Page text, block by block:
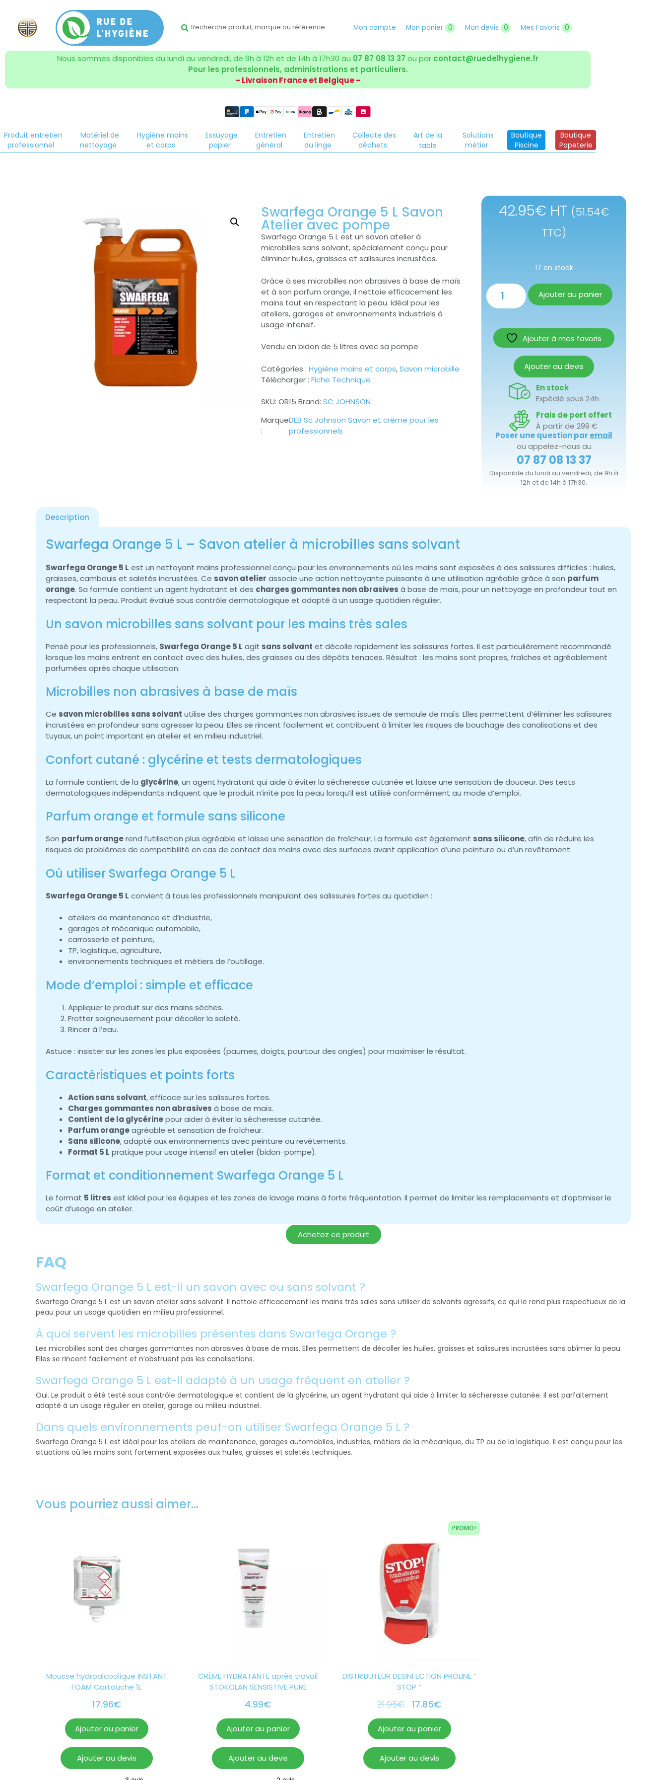
Mon compte Mon panier 0 Mon devis 0 Mes Favoris 0
Nous sommes disponibles du lundi au vendredi, de 9h à 12h et de 14h à 17h30 au 07 87 08 13 37 ou par contact@ruedelhygiene.fr
Pour les professionnels, administrations et particuliers.
– Livraison France et Belgique –
Produit entretien
professionnel
Matériel de
nettoyage
Hygiène mains
et corps
Essuyage
papier
Entretien
général
Entretien
du linge
Collecte des
déchets
Art de la
table
Solutions
métier
Boutique
Piscine
Boutique
Papeterie
Swarfega Orange 5 L Savon
Atelier avec pompe
Swarfega Orange 5 L est un savon atelier à
microbilles sans solvant, spécialement conçu pour
éliminer huiles, graisses et salissures incrustées.
Grâce à ses microbilles non abrasives à base de maïs
et à son parfum orange, il nettoie efficacement les
mains tout en respectant la peau. Idéal pour les
ateliers, garages et environnements industriels à
usage intensif.
Vendu en bidon de 5 litres avec sa pompe
Catégories : Hygiène mains et corps,Savon microbille
Télécharger : Fiche Technique
SKU: OR15 Brand: SC JOHNSON
DEB Sc Johnson Savon et crème pour les
professionnels
42.95€ HT (51.54€
TTC)
17 en stock
Ajouter au panier
Ajouter à mes favoris
Ajouter au devis
En stock
Expédié sous 24h
Frais de port offert
À partir de 299 €
Poser une question par email
ou appelez-nous au
07 87 08 13 37
Disponible du lundi au vendredi, de 9h à
12h et de 14h à 17h30.
Description
Swarfega Orange 5 L – Savon atelier à microbilles sans solvant
Swarfega Orange 5 L est un nettoyant mains professionnel conçu pour les environnements où les mains sont exposées à des salissures difficiles : huiles,
graisses, cambouis et saletés incrustées. Ce savon atelier associe une action nettoyante puissante à une utilisation agréable grâce à son parfum
orange. Sa formule contient un agent hydratant et des charges gommantes non abrasives à base de maïs, pour un nettoyage en profondeur tout en
respectant la peau. Produit évalué sous contrôle dermatologique et adapté à un usage quotidien régulier.
Un savon microbilles sans solvant pour les mains très sales
Pensé pour les professionnels, Swarfega Orange 5 L agit sans solvant et décolle rapidement les salissures fortes. Il est particulièrement recommandé
lorsque les mains entrent en contact avec des huiles, des graisses ou des dépôts tenaces. Résultat : les mains sont propres, fraîches et agréablement
parfumées après chaque utilisation.
Microbilles non abrasives à base de maïs
Ce savon microbilles sans solvant utilise des charges gommantes non abrasives issues de semoule de maïs. Elles permettent d’éliminer les salissures
incrustées en profondeur sans agresser la peau. Elles se rincent facilement et contribuent à limiter les risques de bouchage des canalisations et des
tuyaux, un point important en atelier et en milieu industriel.
Confort cutané : glycérine et tests dermatologiques
La formule contient de la glycérine, un agent hydratant qui aide à éviter la sécheresse cutanée et laisse une sensation de douceur. Des tests
dermatologiques indépendants indiquent que le produit n’irrite pas la peau lorsqu’il est utilisé conformément au mode d’emploi.
Parfum orange et formule sans silicone
Son parfum orangerend l’utilisation plus agréable et laisse une sensation de fraîcheur. La formule est également sans silicone, afin de réduire les
risques de problèmes de compatibilité en cas de contact des mains avec des surfaces avant application d’une peinture ou d’un revêtement.
Où utiliser Swarfega Orange 5 L
Swarfega Orange 5 L convient à tous les professionnels manipulant des salissures fortes au quotidien :
ateliers de maintenance et d’industrie,
garages et mécanique automobile,
carrosserie et peinture,
TP, logistique, agriculture,
environnements techniques et métiers de l’outillage.
Mode d’emploi : simple et efficace
Appliquer le produit sur des mains sèches.
Frotter soigneusement pour décoller la saleté.
Rincer à l’eau.
Astuce : insister sur les zones les plus exposées (paumes, doigts, pourtour des ongles) pour maximiser le résultat.
Caractéristiques et points forts
Action sans solvant, efficace sur les salissures fortes.
Charges gommantes non abrasives à base de maïs.
Contient de la glycérinepour aider à éviter la sécheresse cutanée.
Parfum orangeagréable et sensation de fraîcheur.
Sans silicone, adapté aux environnements avec peinture ou revêtements.
Format 5 L pratique pour usage intensif en atelier (bidon-pompe).
Format et conditionnement Swarfega Orange 5 L
Le format 5 litres est idéal pour les équipes et les zones de lavage mains à forte fréquentation. Il permet de limiter les remplacements et d’optimiser le
coût d’usage en atelier.
Achetez ce produit
FAQ
Swarfega Orange 5 L est-il un savon avec ou sans solvant ?
Swarfega Orange 5 L est un savon atelier sans solvant. Il nettoie efficacement les mains très sales sans utiliser de solvants agressifs, ce qui le rend plus respectueux de la
peau pour un usage quotidien en milieu professionnel.
À quoi servent les microbilles présentes dans Swarfega Orange ?
Les microbilles sont des charges gommantes non abrasives à base de maïs. Elles permettent de décoller les huiles, graisses et salissures incrustées sans abîmer la peau.
Elles se rincent facilement et n’obstruent pas les canalisations.
Swarfega Orange 5 L est-il adapté à un usage fréquent en atelier ?
Oui. Le produit a été testé sous contrôle dermatologique et contient de la glycérine, un agent hydratant qui aide à limiter la sécheresse cutanée. Il est parfaitement
adapté à un usage régulier en atelier, garage ou milieu industriel.
Dans quels environnements peut-on utiliser Swarfega Orange 5 L ?
Swarfega Orange 5 L est idéal pour les ateliers de maintenance, garages automobiles, industries, métiers de la mécanique, du TP ou de la logistique. Il est conçu pour les
situations où les mains sont fortement exposées aux huiles, graisses et saletés techniques.
Vous pourriez aussi aimer…
Mousse hydroalcoolique INSTANT
FOAM Cartouche 1L
17.96€
Ajouter au panier
Ajouter au devis
CRÈME HYDRATANTE après travail
STOKOLAN SENSISTIVE PURE
4.99€
Ajouter au panier
Ajouter au devis
PROMO!
DISTRIBUTEUR DESINFECTION PROLINE ”
STOP “
21.95€ 17.85€
Ajouter au panier
Ajouter au devis